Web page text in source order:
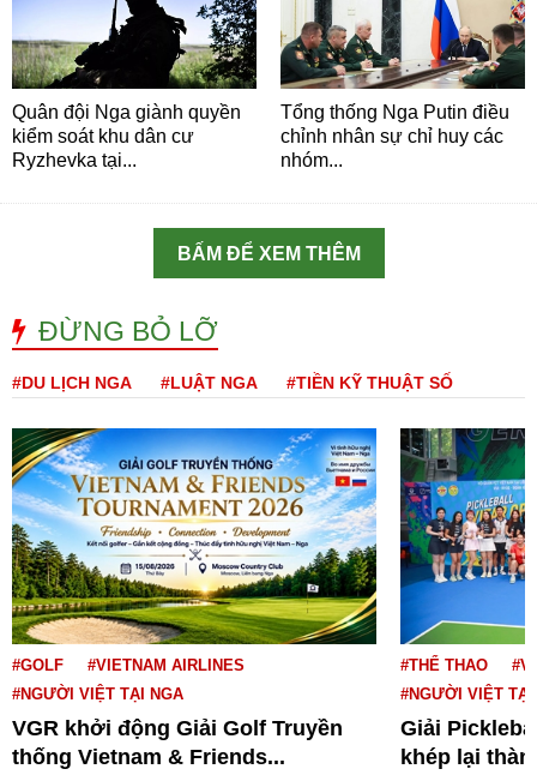
Quân đội Nga giành quyền
kiểm soát khu dân cư
Ryzhevka tại...
Tổng thống Nga Putin điều
chỉnh nhân sự chỉ huy các
nhóm...
BẤM ĐỂ XEM THÊM
ĐỪNG BỎ LỠ
#DU LỊCH NGA #LUẬT NGA #TIỀN KỸ THUẬT SỐ
#GOLF
#VIETNAM AIRLINES
#NGƯỜI VIỆT TẠI NGA
VGR khởi động Giải Golf Truyền
thống Vietnam & Friends...
#THỂ THAO
#NGƯỜI VIỆT TẠI
Giải
khép lại